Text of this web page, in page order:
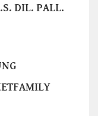
DIL. PALL.